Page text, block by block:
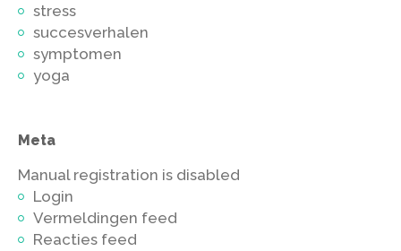
stress
succesverhalen
symptomen
yoga
Meta
Manual registration is disabled
Login
Vermeldingen feed
Reacties feed